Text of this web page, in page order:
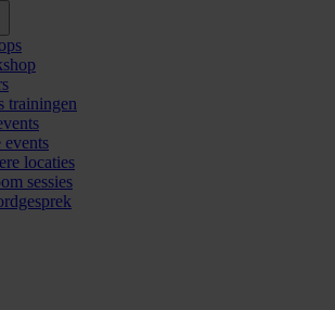
trainingen
locaties
sessies